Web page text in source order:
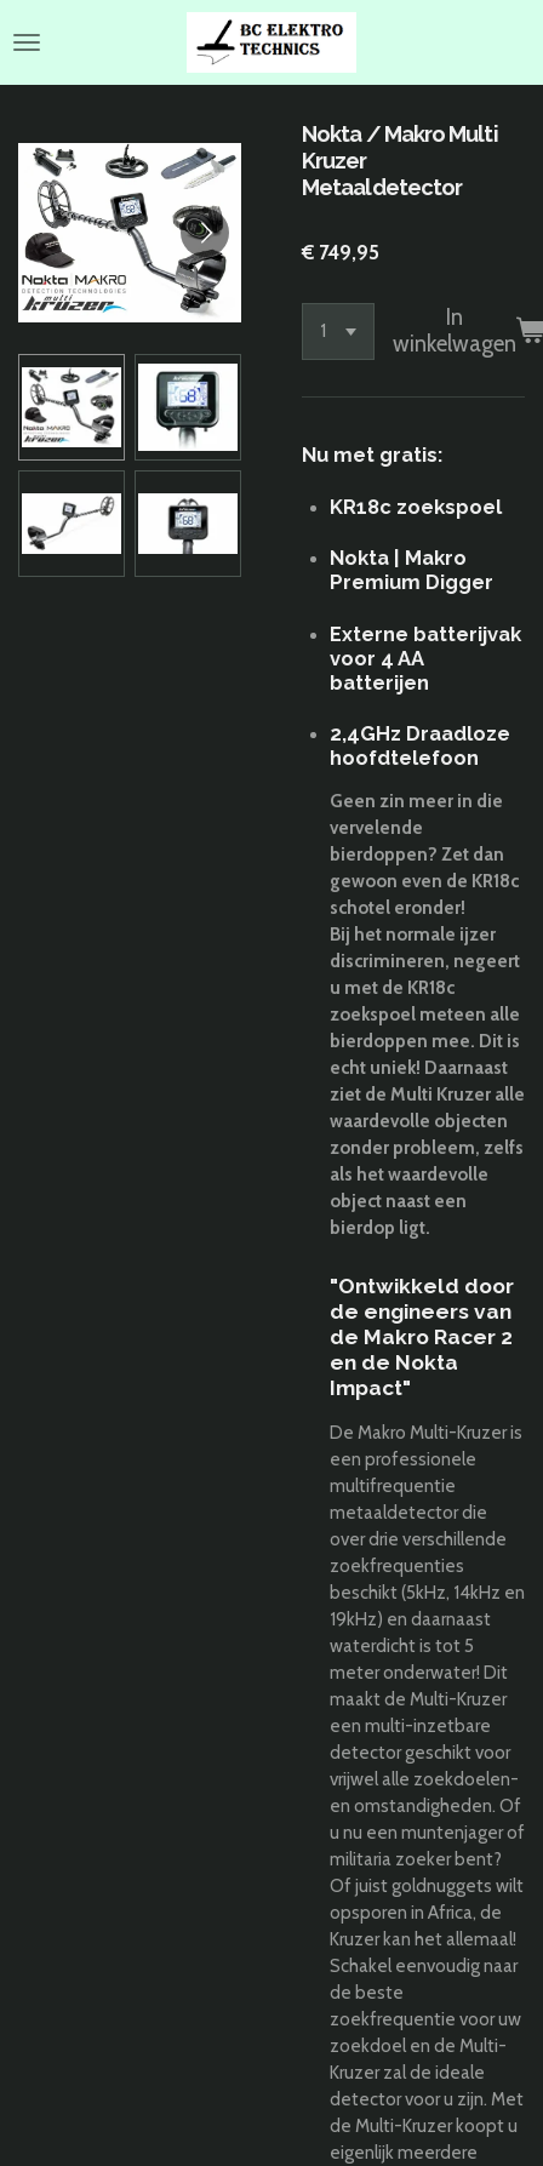
direct
Nokta / Makro Multi
Kruzer
Metaaldetector
€ 749,95
In
winkelwagen
Nu met gratis:
KR18c zoekspoel
Nokta | Makro
Premium Digger
Externe batterijvak
voor 4 AA
batterijen
2,4GHz Draadloze
hoofdtelefoon
Geen zin meer in die
vervelende
bierdoppen? Zet dan
gewoon even de KR18c
schotel eronder!
Bij het normale ijzer
discrimineren, negeert
u met de KR18c
zoekspoel meteen alle
bierdoppen mee. Dit is
echt uniek! Daarnaast
ziet de Multi Kruzer alle
waardevolle objecten
zonder probleem, zelfs
als het waardevolle
object naast een
bierdop ligt.
"Ontwikkeld door
de engineers van
de Makro Racer 2
en de Nokta
Impact"
De Makro Multi-Kruzer is
een professionele
multifrequentie
metaaldetector die
over drie verschillende
zoekfrequenties
beschikt (5kHz, 14kHz en
19kHz) en daarnaast
waterdicht is tot 5
meter onderwater! Dit
maakt de Multi-Kruzer
een multi-inzetbare
detector geschikt voor
vrijwel alle zoekdoelen-
en omstandigheden. Of
u nu een muntenjager of
militaria zoeker bent?
Of juist goldnuggets wilt
opsporen in Africa, de
Kruzer kan het allemaal!
Schakel eenvoudig naar
de beste
zoekfrequentie voor uw
zoekdoel en de Multi-
Kruzer zal de ideale
detector voor u zijn. Met
de Multi-Kruzer koopt u
eigenlijk meerdere